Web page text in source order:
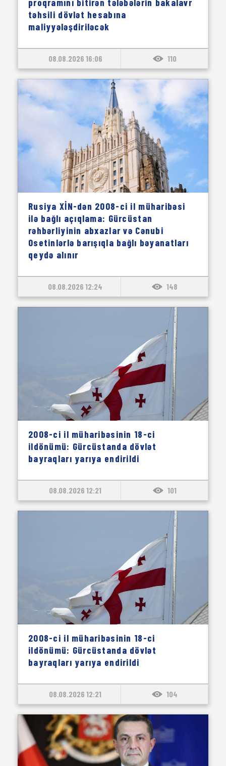
proqramını bitirən tələbələrin bakalavr
təhsili dövlət hesabına
maliyyələşdiriləcək
08.08.2026 16:06 110
Rusiya XİN-dən 2008-ci il müharibəsi
ilə bağlı açıqlama: Gürcüstan
rəhbərliyinin abxazlar və Cənubi
Osetinlərlə barışıqla bağlı bəyanatları
qeydə alınır
08.08.2026 12:24 148
2008-ci il müharibəsinin 18-ci
ildönümü: Gürcüstanda dövlət
bayraqları yarıya endirildi
08.08.2026 12:21 101
2008-ci il müharibəsinin 18-ci
ildönümü: Gürcüstanda dövlət
bayraqları yarıya endirildi
08.08.2026 12:21 104